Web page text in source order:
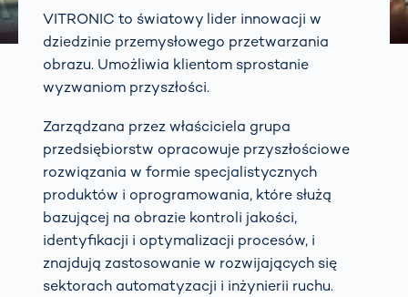
VITRONIC to światowy lider innowacji w
dziedzinie przemysłowego przetwarzania
obrazu. Umożliwia klientom sprostanie
wyzwaniom przyszłości.
Zarządzana przez właściciela grupa
przedsiębiorstw opracowuje przyszłościowe
rozwiązania w formie specjalistycznych
produktów i oprogramowania, które służą
bazującej na obrazie kontroli jakości,
identyfikacji i optymalizacji procesów, i
znajdują zastosowanie w rozwijających się
sektorach automatyzacji i inżynierii ruchu.